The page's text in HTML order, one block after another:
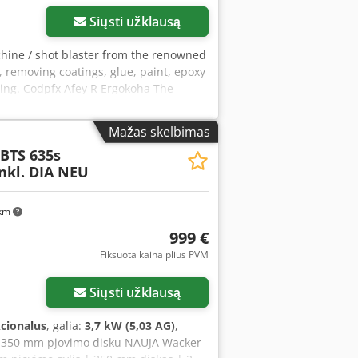
Siųsti užklausą
/ shot blaster from the renowned
coatings, glue, paint, epoxy
Codpfx Afey R Ergokoha The
equipped with a powerful
Technical Data: •
scarifier / milling machine •
Motors • Motor speed: 2800 rpm •
4122 000007 Applications: •
• Removal of glue and resins •
shows normal signs of use
Mažas skelbimas
BTS 635s
DIA NEU
999 €
Fiksuota kaina plius PVM
Siųsti užklausą
, galia: 3,7 kW (5,03 AG),
mm pjovimo disku NAUJA Wacker